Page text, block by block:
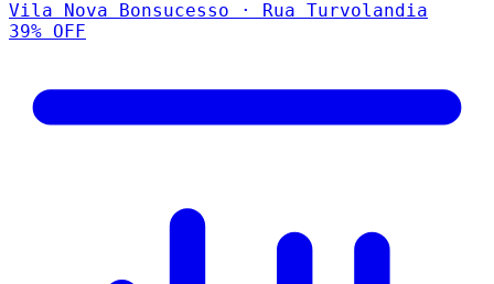
Vila Nova Bonsucesso · Rua Turvolandia
39% OFF